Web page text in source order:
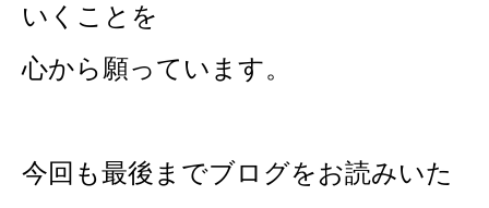
いくことを
心から願っています。
今回も最後までブログをお読みいた